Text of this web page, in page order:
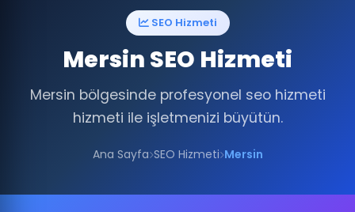
SEO Hizmeti
Mersin SEO Hizmeti
Mersin bölgesinde profesyonel seo hizmeti
hizmeti ile işletmenizi büyütün.
Ana Sayfa SEO Hizmeti Mersin